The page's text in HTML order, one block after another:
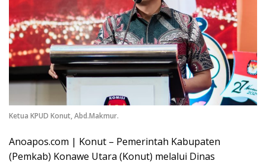
Ketua KPUD Konut, Abd.Makmur.
Anoapos.com | Konut – Pemerintah Kabupaten
(Pemkab) Konawe Utara (Konut) melalui Dinas